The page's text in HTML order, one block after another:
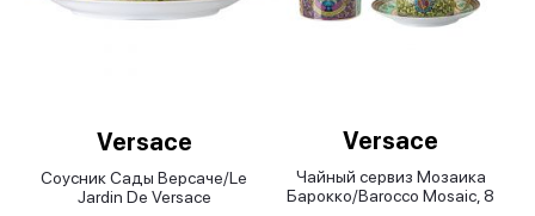
Versace
Соусник Сады Версаче/Le
Jardin De Versace
Versace
Чайный сервиз Мозаика
Барокко/Barocco Mosaic, 8